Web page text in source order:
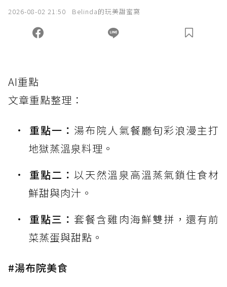
2026-08-02 21:50 Belinda的玩美甜蜜窩
AI重點
文章重點整理：
重點一： 湯布院人氣餐廳旬彩浪漫主打
地獄蒸溫泉料理。
重點二：以天然溫泉高溫蒸氣鎖住食材
鮮甜與肉汁。
重點三： 套餐含雞肉海鮮雙拼，還有前
菜蒸蛋與甜點。
#湯布院美食